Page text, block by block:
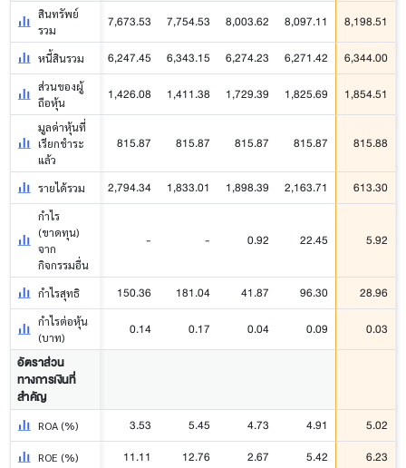
สินทรัพย์
รวม
7,673.53 7,754.53 8,003.62 8,097.11 8,198.51
หนี้สินรวม 6,247.45 6,343.15 6,274.23 6,271.42 6,344.00
ส่วนของผู้
ถือหุ้น
1,426.08 1,411.38 1,729.39 1,825.69 1,854.51
มูลค่าหุ้นที่
เรียกชำระ
แล้ว
815.87 815.87 815.87 815.87 815.88
รายได้รวม 2,794.34 1,833.01 1,898.39 2,163.71 613.30
กำไร
(ขาดทุน)
จาก
กิจกรรมอื่น
- - 0.92 22.45 5.92
กำไรสุทธิ 150.36 181.04 41.87 96.30 28.96
กำไรต่อหุ้น
(บาท)
0.14 0.17 0.04 0.09
0.03
อัตราส่วน
ทางการเงินที่
สำคัญ
ROA (%) 3.53 5.45 4.73 4.91 5.02
ROE (%) 11.11 12.76 2.67 5.42 6.23